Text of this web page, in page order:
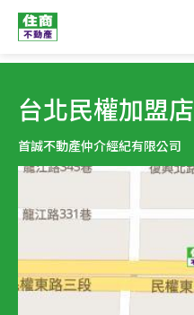
台北民權加盟店
首誠不動產仲介經紀有限公司